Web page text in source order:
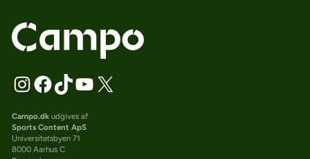
Campo.dkudgives af
Sports Content ApS
Universitetsbyen 71
8000 Aarhus C